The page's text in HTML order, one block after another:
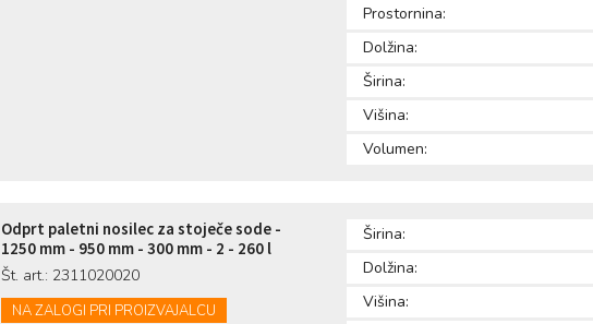
Prostornina:
Dolžina:
Širina:
Višina:
Volumen:
Odprt paletni nosilec za stoječe sode -
1250 mm - 950 mm - 300 mm - 2 - 260 l
Št. art.: 2311020020
NA ZALOGI PRI PROIZVAJALCU
Širina:
Dolžina:
Višina: